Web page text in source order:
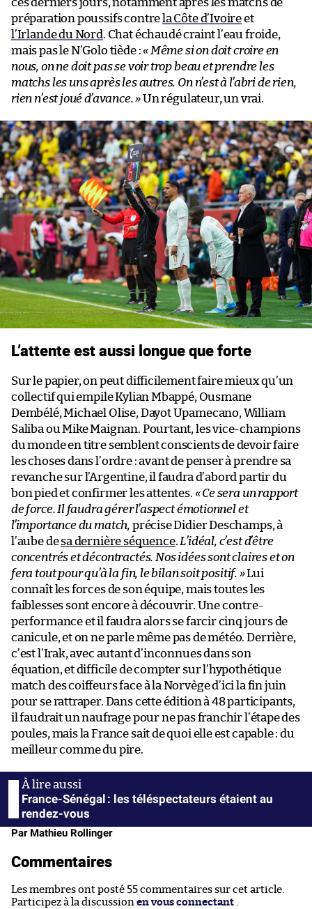
préparation poussifs contre la Côte d’Ivoireet
l’Irlande du Nord . Chat échaudé craint l’eau froide,
mais pas le N’Golo tiède :« Même si on doit croire en
nous, on ne doit pas se voir trop beau et prendre les
matchs les uns après les autres. On n’est à l’abri de rien,
rien n’est joué d’avance. »Un régulateur, un vrai.
L’attente est aussi longue que forte
Sur le papier, on peut difficilement faire mieux qu’un
collectif qui empile Kylian Mbappé, Ousmane
Dembélé, Michael Olise, Dayot Upamecano, William
Saliba ou Mike Maignan. Pourtant, les vice-champions
du monde en titre semblent conscients de devoir faire
les choses dans l’ordre : avant de penser à prendre sa
revanche sur l’Argentine, il faudra d’abord partir du
bon pied et confirmer les attentes. « Ce sera un rapport
de force. Il faudra gérer l’aspect émotionnel et
l’importance du match, précise Didier Deschamps, à
l’aube desa dernière séquence. L’idéal, c’est d’être
concentrés et décontractés. Nos idées sont claires et on
fera tout pour qu’à la fin, le bilan soit positif. »Lui
connaît les forces de son équipe, mais toutes les
faiblesses sont encore à découvrir. Une contre-
performance et il faudra alors se farcir cinq jours de
canicule, et on ne parle même pas de météo. Derrière,
c’est l’Irak, avec autant d’inconnues dans son
équation, et difficile de compter sur l’hypothétique
match des coiffeurs face à la Norvège d’ici la fin juin
pour se rattraper. Dans cette édition à 48 participants,
il faudrait un naufrage pour ne pas franchir l’étape des
poules, mais la France sait de quoi elle est capable : du
meilleur comme du pire.
France-Sénégal : les téléspectateurs étaient au
rendez-vous
Par Mathieu Rollinger
Commentaires
Les membres ont posté 55 commentaires sur cet article.
Participez à la discussion en vous connectant .